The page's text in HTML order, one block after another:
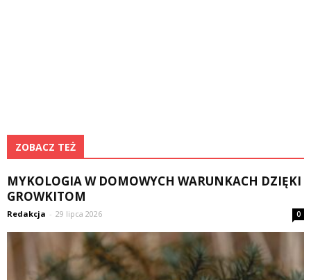
ZOBACZ TEŻ
MYKOLOGIA W DOMOWYCH WARUNKACH DZIĘKI
GROWKITOM
Redakcja - 29 lipca 2026 0